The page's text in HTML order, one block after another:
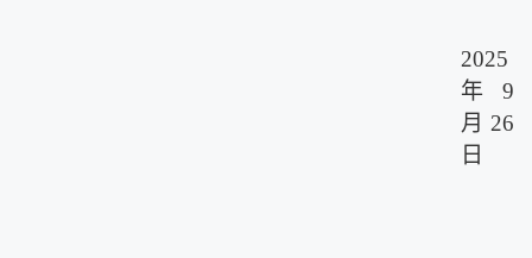
2025
年9
月26
日